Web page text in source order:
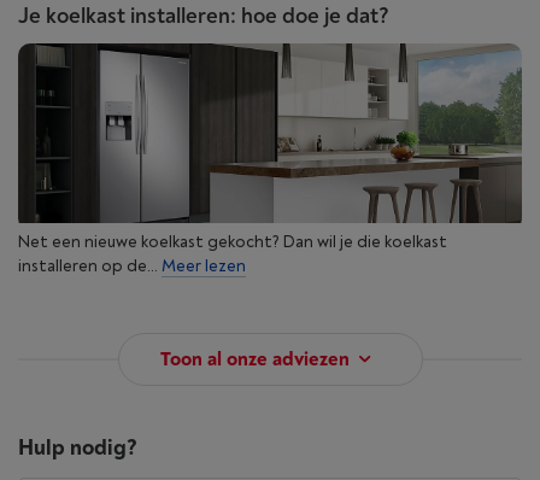
Je koelkast installeren: hoe doe je dat?
Net een nieuwe koelkast gekocht? Dan wil je die koelkast
installeren op de... Meer lezen
Toon al onze adviezen
Hulp nodig?